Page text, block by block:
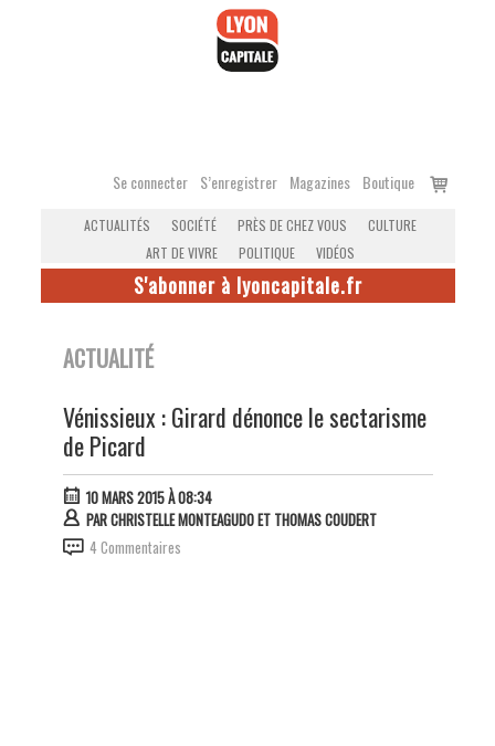
Se connecter S’enregistrer Magazines Boutique
Voir
ACTUALITÉS SOCIÉTÉ PRÈS DE CHEZ VOUS
CULTURE
ART DE VIVRE
POLITIQUE VIDÉOS
S'abonner à lyoncapitale.fr
ACTUALITÉ
Vénissieux : Girard dénonce le sectarisme
de Picard
10 MARS 2015 À 08:34
PARCHRISTELLE MONTEAGUDO ET THOMAS COUDERT
4 Commentaires